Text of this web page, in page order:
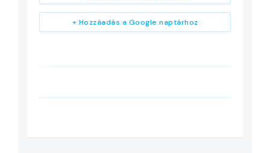
+ Hozzáadás a Google naptárhoz